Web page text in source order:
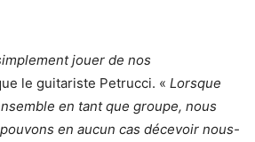
jouer de nos
le guitariste Petrucci. « Lorsque
en tant que groupe, nous
en aucun cas décevoir nous-